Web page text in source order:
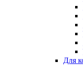
Для